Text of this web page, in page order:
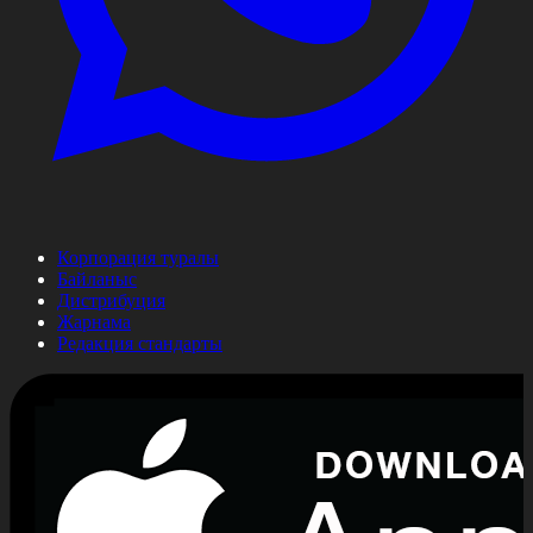
Корпорация туралы
Байланыс
Дистрибуция
Жарнама
Редакция стандарты